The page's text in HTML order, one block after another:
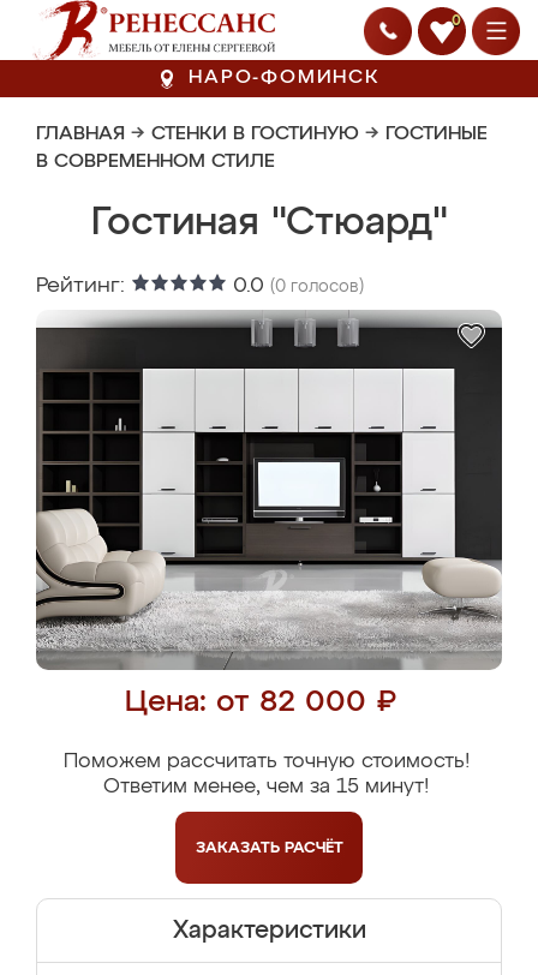
0
НАРО-ФОМИНСК
ГЛАВНАЯ → СТЕНКИ В ГОСТИНУЮ → ГОСТИНЫЕ
В СОВРЕМЕННОМ СТИЛЕ
Гостиная "Стюард"
Рейтинг: 0.0 (0 голосов)
Цена: от 82 000 ₽
Поможем рассчитать точную стоимость!
Ответим менее, чем за 15 минут!
ЗАКАЗАТЬ РАСЧЁТ
Характеристики